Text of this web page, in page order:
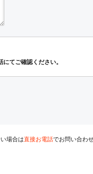
てご確認ください。
場合は直接お電話でお問い合わ